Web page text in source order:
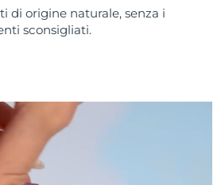
di origine naturale, senza i
sconsigliati.
Consegna stimata8/10/26
Consegna stimata